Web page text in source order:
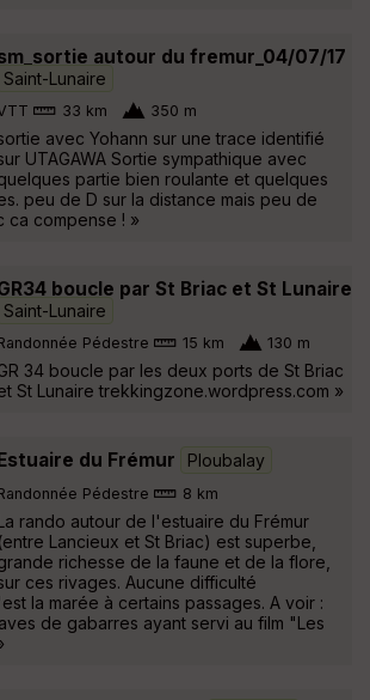
autour du fremur_04/07/17
Saint-Lunaire
33 km 350 m
avec Yohann sur une trace identifié
UTAGAWA Sortie sympathique avec
partie bien roulante et quelques
peu de D sur la distance mais peu de
ca compense ! »
boucle par St Briac et St Lunaire
Saint-Lunaire
Pédestre 15 km 130 m
34 boucle par les deux ports de St Briac
St Lunaire trekkingzone.wordpress.com »
du Frémur Ploubalay
Pédestre 8 km
rando autour de l'estuaire du Frémur
(entre Lancieux et St Briac) est superbe,
richesse de la faune et de la flore,
ces rivages. Aucune difficulté
la marée à certains passages. A voir :
de gabarres ayant servi au film "Les